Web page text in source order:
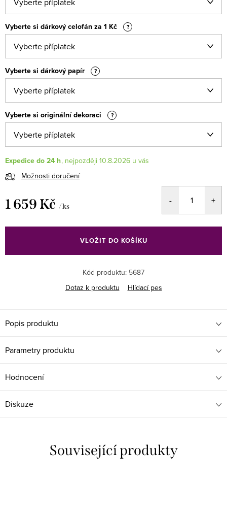
Vyberte si dárkový celofán za 1 Kč ?
Vyberte si dárkový papír ?
Vyberte si originální dekoraci ?
Expedice do 24 h
10.8.2026
Možnosti doručení
1 659 Kč / ks
cena:
VLOŽIT DO KOŠÍKU
Kód produktu: 5687
Dotaz k produktu
Hlídací pes
Popis produktu
Parametry produktu
Hodnocení
Diskuze
Související produkty